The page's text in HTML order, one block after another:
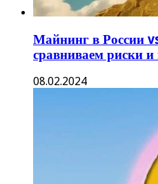
Майнинг в России
сравниваем риски
08.02.2024